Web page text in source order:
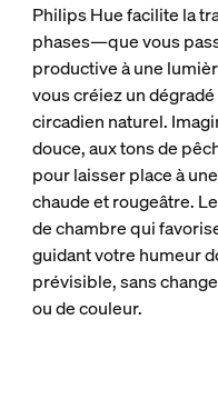
Philips Hue facilite la
phases—que vous
productive à une
vous créiez un
circadien naturel.
douce, aux tons de
pour laisser place à
chaude et rougeâtre.
de chambre qui
guidant votre humeur
prévisible, sans
ou de couleur.